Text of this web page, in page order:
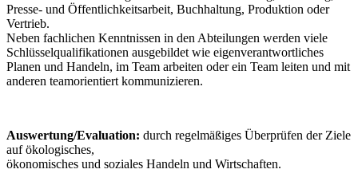
Presse- und Öffentlichkeitsarbeit, Buchhaltung, Produktion oder
Vertrieb.
Neben fachlichen Kenntnissen in den Abteilungen werden viele
Schlüsselqualifikationen ausgebildet wie eigenverantwortliches
Planen und Handeln, im Team arbeiten oder ein Team leiten und mit
anderen teamorientiert kommunizieren.
Auswertung/Evaluation: durch regelmäßiges Überprüfen der Ziele
auf ökologisches,
ökonomisches und soziales Handeln und Wirtschaften.